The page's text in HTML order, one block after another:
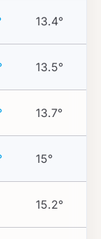
13.4°
13.5°
13.7°
15°
15.2°